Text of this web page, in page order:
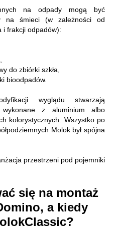
na odpady mogą być
na śmieci (w zależności od
i frakcji odpadów):
do zbiórki szkła,
bioodpadów.
wyglądu stwarzają
z aluminium albo
kolorystycznych. Wszystko po
Molok był spójna
przestrzeni pod pojemniki
się na montaż
a kiedy